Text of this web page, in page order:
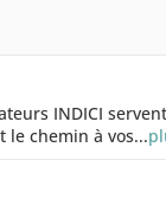
INDICI
chemin à vos...